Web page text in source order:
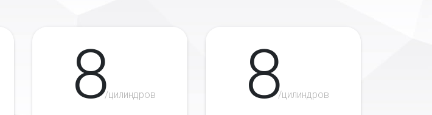
8/цилиндров 8/цилиндров